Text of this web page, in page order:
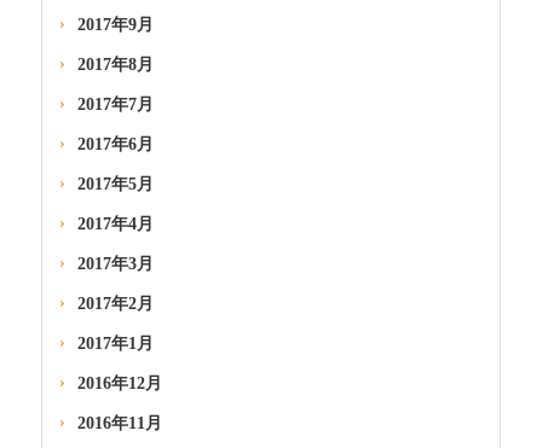
2017年9月
2017年8月
2017年7月
2017年6月
2017年5月
2017年4月
2017年3月
2017年2月
2017年1月
2016年12月
2016年11月